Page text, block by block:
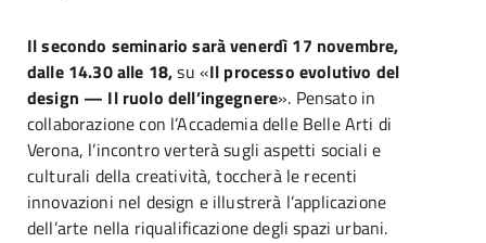
Il secondo seminario sarà venerdì 17 novembre,
dalle 14.30 alle 18,su «Il processo evolutivo del
design — Il ruolo dell’ingegnere». Pensato in
collaborazione con l’Accademia delle Belle Arti di
Verona, l’incontro verterà sugli aspetti sociali e
culturali della creatività, toccherà le recenti
innovazioni nel design e illustrerà l’applicazione
dell’arte nella riqualificazione degli spazi urbani.